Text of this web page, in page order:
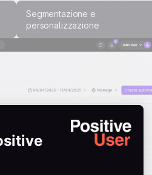
Segmentazione e
personalizzazione